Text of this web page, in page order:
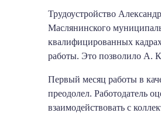
Трудоустройство
Маслянинского
квалифицированных
работы. Это позволило А.
Первый месяц работы в
преодолел. Работодатель
взаимодействовать с